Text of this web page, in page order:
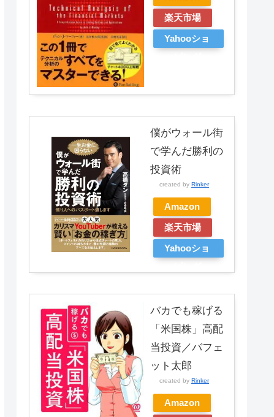
楽天市場
Yahooショ
僕がウォール街
で学んだ勝利の
投資術
created by Rinker
Amazon
楽天市場
Yahooショ
バカでも稼げる
「米国株」高配
当投資／バフェ
ット太郎
created by Rinker
Amazon